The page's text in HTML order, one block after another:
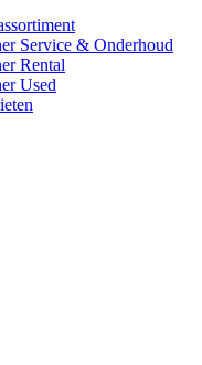
Service & Onderhoud
Rental
Used